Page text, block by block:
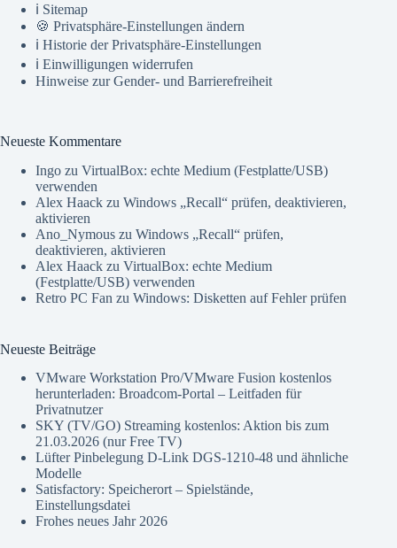
ℹ️ Sitemap
🍪 Privatsphäre-Einstellungen ändern
ℹ️ Historie der Privatsphäre-Einstellungen
ℹ️ Einwilligungen widerrufen
Hinweise zur Gender- und Barrierefreiheit
Neueste Kommentare
Ingo zu VirtualBox: echte Medium (Festplatte/USB)
verwenden
Alex Haack zu Windows „Recall“ prüfen, deaktivieren,
aktivieren
Ano_Nymous zu Windows „Recall“ prüfen,
deaktivieren, aktivieren
Alex Haack zu VirtualBox: echte Medium
(Festplatte/USB) verwenden
Retro PC Fan zu Windows: Disketten auf Fehler prüfen
Neueste Beiträge
VMware Workstation Pro/VMware Fusion kostenlos
herunterladen: Broadcom-Portal – Leitfaden für
Privatnutzer
SKY (TV/GO) Streaming kostenlos: Aktion bis zum
21.03.2026 (nur Free TV)
Lüfter Pinbelegung D-Link DGS-1210-48 und ähnliche
Modelle
Satisfactory: Speicherort – Spielstände,
Einstellungsdatei
Frohes neues Jahr 2026